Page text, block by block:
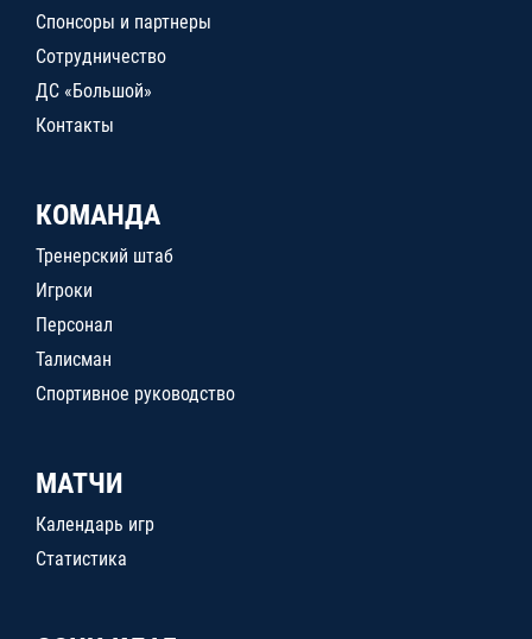
Спонсоры и партнеры
Сотрудничество
ДС «Большой»
Контакты
КОМАНДА
Тренерский штаб
Игроки
Персонал
Талисман
Спортивное руководство
МАТЧИ
Календарь игр
Статистика